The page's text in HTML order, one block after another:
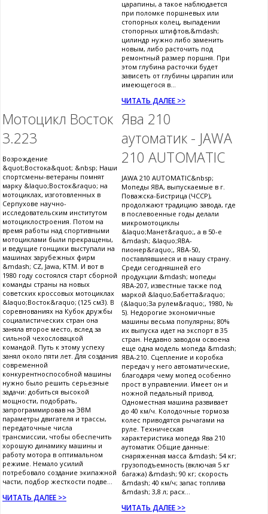
царапины, а такое наблюдается
при поломке поршневых или
стопорных колец, выпадении
стопорных штифтов,&mdash;
цилиндр нужно либо заменить
новым, либо расточить под
ремонтный размер поршня. При
этом глубина расточки будет
зависеть от глубины царапин или
имеющегося в...
ЧИТАТЬ ДАЛЕЕ >>
Мотоцикл Восток
3.223
Возрождение
&quot;Востока&quot; &nbsp; Наши
спортсмены-ветераны помнят
марку &laquo;Восток&raquo; на
мотоциклах, изготовленных в
Серпухове научно-
исследовательским институтом
мотоциклостроения. Потом на
время работы над спортивными
мотоциклами были прекращены,
и ведущие гонщики выступали на
машинах зарубежных фирм
&mdash; CZ, Jawa, KTM. И вот в
1980 году состоялся старт сборной
команды страны на новых
советских кроссовых мотоциклах
&laquo;Восток&raquo; (125 см3). В
соревнованиях на Кубок дружбы
социалистических стран она
заняла второе место, вслед за
сильной чехословацкой
командой. Путь к этому успеху
занял около пяти лет. Для создания
современной
конкурентноспособной машины
нужно было решить серьезные
задачи: добиться высокой
мощности, подобрать,
запрограммировав на ЭВМ
параметры двигателя и трассы,
передаточные числа
трансмиссии, чтобы обеспечить
хорошую динамику машины и
работу мотора в оптимальном
режиме. Немало усилий
потребовало создание экипажной
части, подбор жесткости подве...
ЧИТАТЬ ДАЛЕЕ >>
Ява 210
аутоматик - JAWA
210 AUTOMATIC
JAWA 210 AUTOMATIC&nbsp;
Мопеды ЯВА, выпускаемые в г.
Поважска-Бистрица (ЧССР),
продолжают традицию завода, где
в послевоенные годы делали
микромотоциклы
&laquo;Манет&raquo;, а в 50-е
&mdash; &laquo;ЯВА-
пионер&raquo;, ЯВА-50,
поставлявшиеся и в нашу страну.
Среди сегодняшней его
продукции &mdash; мопеды
ЯВА-207, известные также под
маркой &laquo;Бабетта&raquo;
(&laquo;За рулем&raquo;, 1980, №
5). Недорогие экономичные
машины весьма популярны; 80%
их выпуска идет на экспорт в 35
стран. Недавно заводом освоена
еще одна модель мопеда &mdash;
ЯВА-210. Сцепление и коробка
передач у него автоматические,
благодаря чему мопед особенно
прост в управлении. Имеет он и
ножной педальный привод.
Одноместная машина развивает
до 40 км/ч. Колодочные тормоза
колес приводятся рычагами на
руле. Техническая
характеристика мопеда Ява 210
аутоматик Общие данные:
снаряженная масса &mdash; 54 кг;
грузоподъемность (включая 5 кг
багажа) &mdash; 90 кг; скорость
&mdash; 40 км/ч; запас топлива
&mdash; 3,8 л; расх...
ЧИТАТЬ ДАЛЕЕ >>